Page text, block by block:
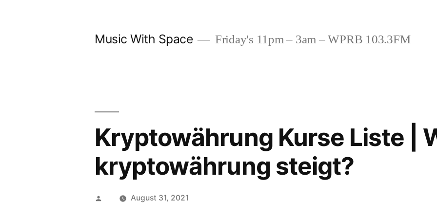
Music With Space Friday's 11pm – 3am – WPRB 103.3FM
Kryptowährung Kurse Liste |
kryptowährung steigt?
PostedAugust 31, 2021